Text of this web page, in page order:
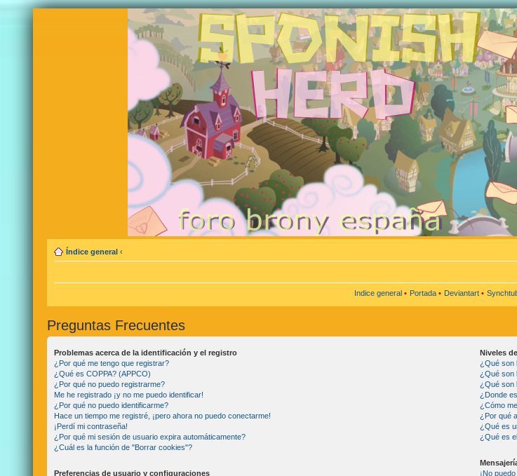
Índice general ‹
Indice general • Portada • Deviantart •
Preguntas Frecuentes
Problemas acerca de la identificación y el registro
¿Por qué me tengo que registrar?
¿Qué es COPPA? (APPCO)
¿Por qué no puedo registrarme?
Me he registrado ¡y no me puedo identificar!
¿Por qué no puedo identificarme?
Hace un tiempo me registré, ¡pero ahora no puedo conectarme!
¡Perdí mi contraseña!
¿Por qué mi sesión de usuario expira automáticamente?
¿Cuál es la función de "Borrar cookies"?
Preferencias de usuario y configuraciones
Niveles
¿Qué son
¿Qué son
¿Qué son
¿Donde
¿Cómo
¿Por qué
¿Qué es
¿Qué es
¡No